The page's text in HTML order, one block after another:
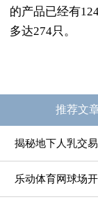
的产品已经有
多达274只。
推荐文
揭秘地下人乳交
乐动体育网球场